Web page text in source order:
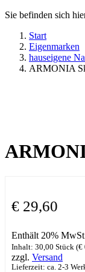
Sie befinden sich
Start
Eigenmarken
hauseigene
ARMONIA
€ 29,60
Enthält 20%
Inhalt: 30,00 Stück (€
zzgl. Versand
Lieferzeit: ca. 2-3